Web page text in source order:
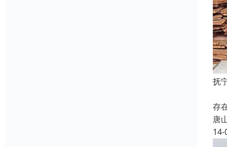
抚
存
唐
14-